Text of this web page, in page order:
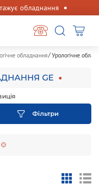
обладнання
обладнання Урологічне
GE
Фільтри